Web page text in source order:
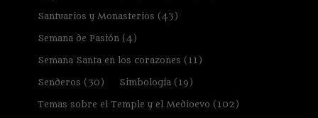
Santuarios y Monasterios (43)
Semana de Pasión(4)
Semana Santa en los corazones (11)
Senderos (30) Simbología(19)
Temas sobre el Temple y el Medioevo (102)